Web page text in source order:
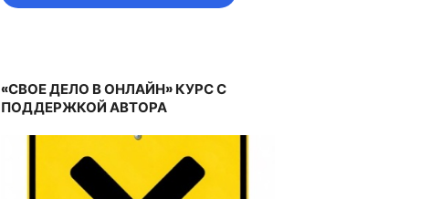
«СВОЕ ДЕЛО В ОНЛАЙН» КУРС С
ПОДДЕРЖКОЙ АВТОРА